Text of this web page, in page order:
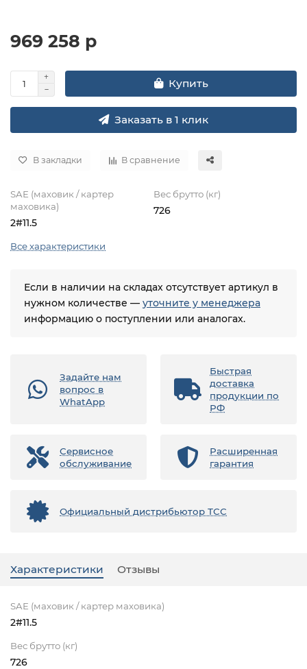
969 258 р
Купить
Заказать в 1 клик
В закладки В сравнение
SAE (маховик / картер
маховика)
2#11.5
Вес брутто (кг)
726
Все характеристики
Если в наличии на складах отсутствует артикул в
нужном количестве — уточните у менеджера
информацию о поступлении или аналогах.
Задайте нам
вопрос в
WhatApp
Быстрая
доставка
продукции по
РФ
Сервисное
обслуживание
Расширенная
гарантия
Официальный дистрибьютор ТСС
Характеристики Отзывы
SAE (маховик / картер маховика)
2#11.5
Вес брутто (кг)
726